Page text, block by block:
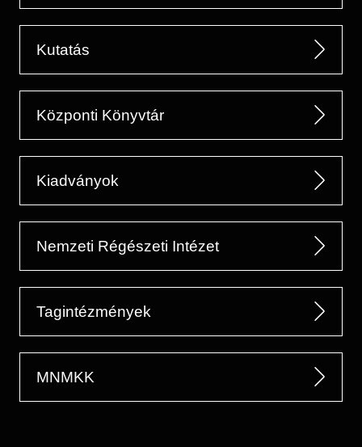
Kutatás
Központi Könyvtár
Kiadványok
Nemzeti Régészeti Intézet
Tagintézmények
MNMKK